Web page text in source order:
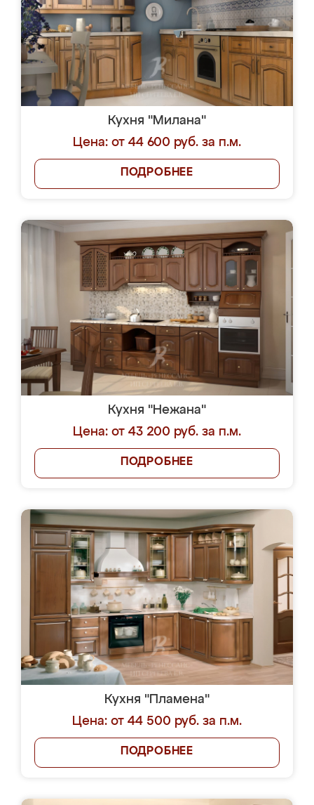
Кухня "Милана"
Цена: от 44 600 руб. за п.м.
ПОДРОБНЕЕ
Кухня "Нежана"
Цена: от 43 200 руб. за п.м.
ПОДРОБНЕЕ
Кухня "Пламена"
Цена: от 44 500 руб. за п.м.
ПОДРОБНЕЕ